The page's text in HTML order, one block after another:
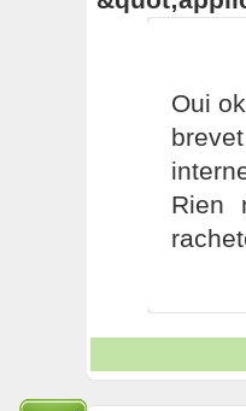
Oui
Rien